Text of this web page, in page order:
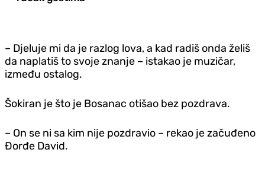
– D‌jeluje mi da je razlog lova, a kad radiš onda želiš
da naplatiš to svoje znanje – istakao je muzičar,
između ostalog.
Šokiran je što je Bosanac otišao bez pozdrava.
– On se ni sa kim nije pozdravio – rekao je začuđeno
Đorđe David.